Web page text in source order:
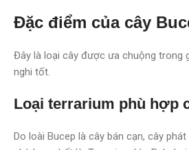
Đặc điểm của cây
Đây là loại cây được ưa chuộng trong
nghi tốt.
Loại terrarium phù hợp
Do loài Bucep là cây bán cạn, cây